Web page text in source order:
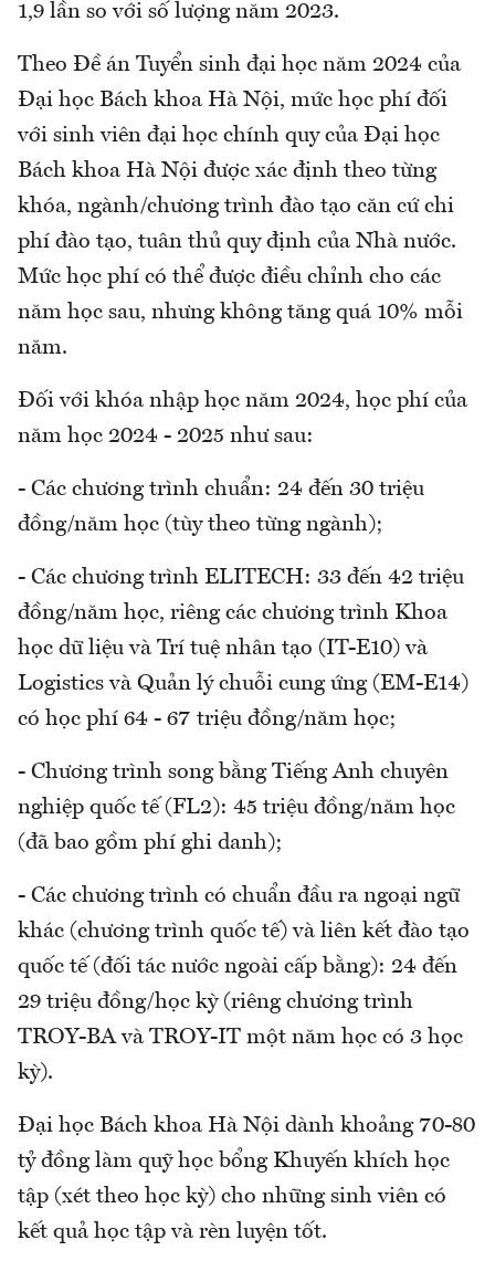
1,9 lần so với số lượng năm 2023.
Theo Đề án Tuyển sinh đại học năm 2024 của
Đại học Bách khoa Hà Nội, mức học phí đối
với sinh viên đại học chính quy của Đại học
Bách khoa Hà Nội được xác định theo từng
khóa, ngành/chương trình đào tạo căn cứ chi
phí đào tạo, tuân thủ quy định của Nhà nước.
Mức học phí có thể được điều chỉnh cho các
năm học sau, nhưng không tăng quá 10% mỗi
năm.
Đối với khóa nhập học năm 2024, học phí của
năm học 2024 - 2025 như sau:
- Các chương trình chuẩn: 24 đến 30 triệu
đồng/năm học (tùy theo từng ngành);
- Các chương trình ELITECH: 33 đến 42 triệu
đồng/năm học, riêng các chương trình Khoa
học dữ liệu và Trí tuệ nhân tạo (IT-E10) và
Logistics và Quản lý chuỗi cung ứng (EM-E14)
có học phí 64 - 67 triệu đồng/năm học;
- Chương trình song bằng Tiếng Anh chuyên
nghiệp quốc tế (FL2): 45 triệu đồng/năm học
(đã bao gồm phí ghi danh);
- Các chương trình có chuẩn đầu ra ngoại ngữ
khác (chương trình quốc tế) và liên kết đào tạo
quốc tế (đối tác nước ngoài cấp bằng): 24 đến
29 triệu đồng/học kỳ (riêng chương trình
TROY-BA và TROY-IT một năm học có 3 học
kỳ).
Đại học Bách khoa Hà Nội dành khoảng 70-80
tỷ đồng làm quỹ học bổng Khuyến khích học
tập (xét theo học kỳ) cho những sinh viên có
kết quả học tập và rèn luyện tốt.